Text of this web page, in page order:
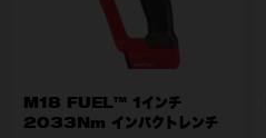
M18 FUEL™ 1インチ
2033Nm インパクトレンチ